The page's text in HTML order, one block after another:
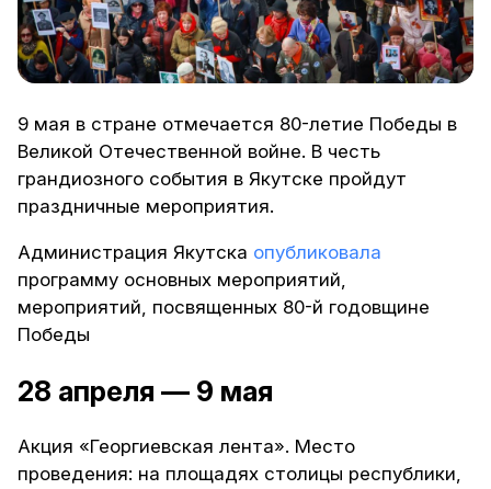
9 мая в стране отмечается 80-летие Победы в
Великой Отечественной войне. В честь
грандиозного события в Якутске пройдут
праздничные мероприятия.
Администрация Якутска опубликовала
программу основных мероприятий,
мероприятий, посвященных 80-й годовщине
Победы
28 апреля — 9 мая
Акция «Георгиевская лента». Место
проведения: на площадях столицы республики,